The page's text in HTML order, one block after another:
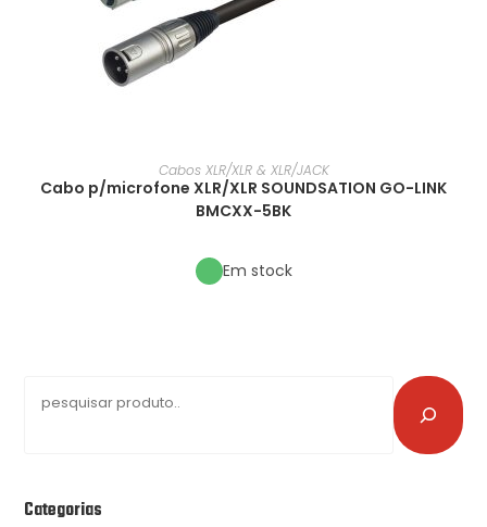
Cabos XLR/XLR & XLR/JACK
Cabo p/microfone XLR/XLR SOUNDSATION GO-LINK
BMCXX-5BK
Em stock
Categorias